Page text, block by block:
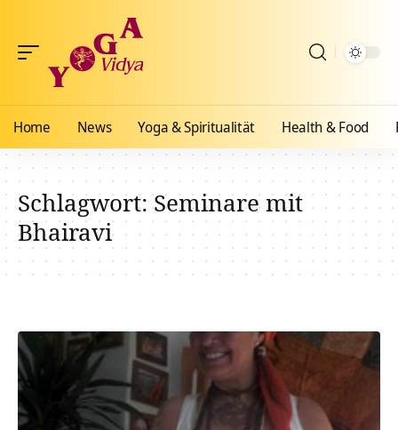
Home News Yoga & Spiritualität Health & Food
Schlagwort:Seminare mit
Bhairavi